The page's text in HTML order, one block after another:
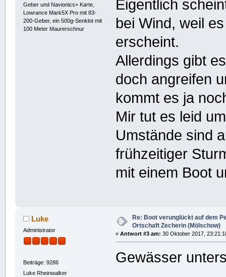
Geber und Navionics+ Karte,
Lowrance Mark5X Pro mit 83-
200-Geber, ein 500g-Senklot mit
100 Meter Maurerschnur
Eigentlich
bei Wind, weil
erscheint.
Allerdings gibt
doch angreifen
kommt es ja
Mir tut es leid
Umstände sind
frühzeitiger
mit einem Boot
Luke
Administrator
Beiträge: 9286
Luke Rheinwalker
Re: Boot verunglückt auf dem
Ortschaft Zecherin (Mölschow)
«Antwort #3 am: 30 Oktober 2017,
Gewässer